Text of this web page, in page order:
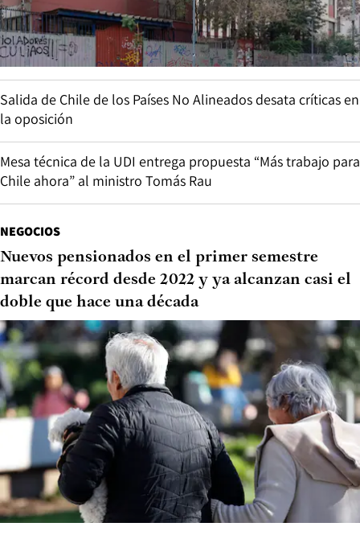
Salida de Chile de los Países No Alineados desata críticas en
la oposición
Mesa técnica de la UDI entrega propuesta “Más trabajo para
Chile ahora” al ministro Tomás Rau
NEGOCIOS
Nuevos pensionados en el primer semestre
marcan récord desde 2022 y ya alcanzan casi el
doble que hace una década